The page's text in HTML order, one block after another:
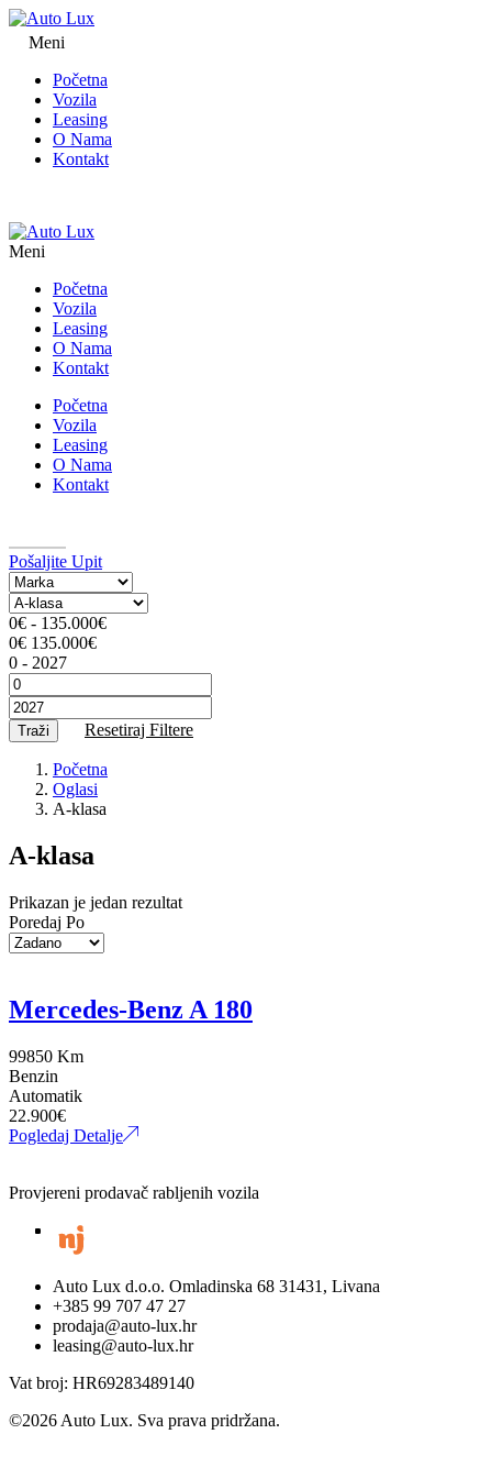
Meni
Početna
Vozila
Leasing
O Nama
Kontakt
Meni
Početna
Vozila
Leasing
O Nama
Kontakt
Početna
Vozila
Leasing
O Nama
Kontakt
Pošaljite Upit
0€ - 135.000€
0€ 135.000€
0 - 2027
Traži Resetiraj Filtere
Početna
Oglasi
A-klasa
A-klasa
Prikazan je jedan rezultat
Poredaj Po
Mercedes-Benz A 180
99850 Km
Benzin
Automatik
22.900€
Pogledaj Detalje
Provjereni prodavač rabljenih vozila
Auto Lux d.o.o. Omladinska 68 31431, Livana
+385 99 707 47 27
prodaja@auto-lux.hr
leasing@auto-lux.hr
Vat broj: HR69283489140
©2026 Auto Lux. Sva prava pridržana.